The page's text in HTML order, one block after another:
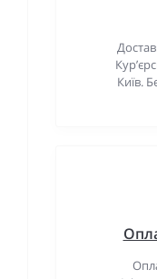
Київ.